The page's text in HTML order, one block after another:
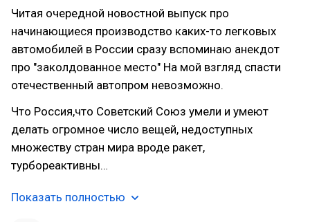
Читая очередной новостной выпуск про
начинающиеся производство каких-то легковых
автомобилей в России сразу вспоминаю анекдот
про "заколдованное место" На мой взгляд спасти
отечественный автопром невозможно.
Что Россия,что Советский Союз умели и умеют
делать огромное число вещей, недоступных
множеству стран мира вроде ракет,
турбореактивны…
Показать полностью